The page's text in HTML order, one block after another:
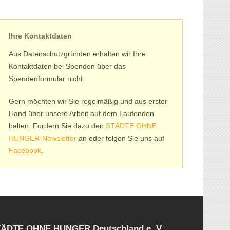
Ihre Kontaktdaten
Aus Datenschutzgründen erhalten wir Ihre
Kontaktdaten bei Spenden über das
Spendenformular nicht.
Gern möchten wir Sie regelmäßig und aus erster
Hand über unsere Arbeit auf dem Laufenden
halten. Fordern Sie dazu den STÄDTE OHNE
HUNGER-Newsletter an oder folgen Sie uns auf
Facebook